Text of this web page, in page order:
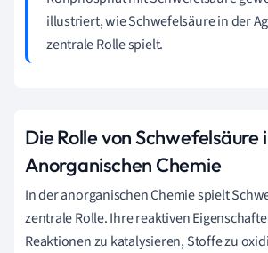
illustriert, wie Schwefelsäure in der
zentrale Rolle spielt.
Die Rolle von Schwefelsäure
Anorganischen Chemie
In der anorganischen Chemie spielt
zentrale Rolle. Ihre reaktiven
Reaktionen zu katalysieren, Stoffe zu